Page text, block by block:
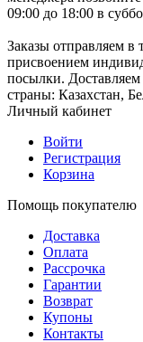
09:00 до 18:00 в
Заказы отправляем в
присвоением
посылки. Доставляем
страны: Казахстан,
Личный кабинет
Войти
Регистрация
Корзина
Помощь покупателю
Доставка
Оплата
Рассрочка
Гарантии
Возврат
Купоны
Контакты